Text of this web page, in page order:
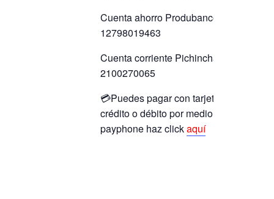
Cuenta ahorro Produbanco
12798019463
Cuenta corriente Pichincha
2100270065
💳Puedes pagar con tarjeta
crédito o débito por medio
payphone haz clickaquí